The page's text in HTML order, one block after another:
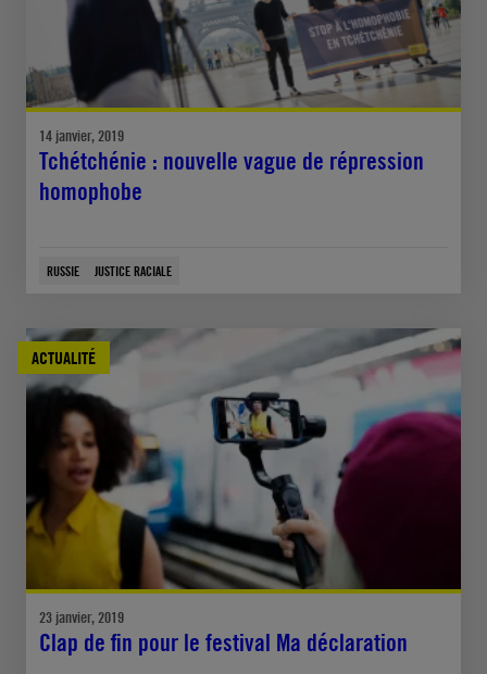
14 janvier, 2019
Tchétchénie : nouvelle vague de répression
homophobe
RUSSIE JUSTICE RACIALE
ACTUALITÉ
23 janvier, 2019
Clap de fin pour le festival Ma déclaration